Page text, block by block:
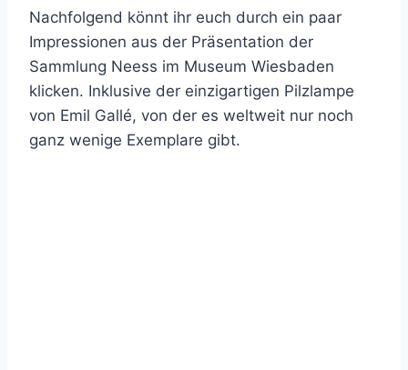
Nachfolgend könnt ihr euch durch ein paar
Impressionen aus der Präsentation der
Sammlung Neess im Museum Wiesbaden
klicken. Inklusive der einzigartigen Pilzlampe
von Emil Gallé, von der es weltweit nur noch
ganz wenige Exemplare gibt.